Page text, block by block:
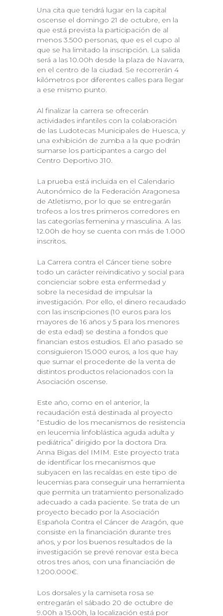
Una cita que tendrá lugar en la capital
oscense el domingo 21 de octubre, en la
que está prevista la participación de al
menos 3.500 personas, que es el cupo al
que se ha limitado la inscripción. La salida
será a las 10.00h desde la plaza de Navarra,
en el centro de la ciudad. Se recorrerán 4
kilómetros por diferentes calles para llegar
a ese mismo punto.
Al finalizar la carrera se ofrecerán
actividades infantiles con la colaboración
de las Ludotecas Municipales de Huesca, y
una exhibición de zumba a la que podrán
sumarse los participantes a cargo del
Centro Deportivo J10.
La prueba está incluida en el Calendario
Autonómico de la Federación Aragonesa
de Atletismo, por lo que se entregarán
trofeos a los tres primeros corredores en
las categorías femenina y masculina. A las
12.00h de hoy se cuenta con más de 1.000
inscritos.
La Carrera contra el Cáncer tiene sobre
todo un carácter reivindicativo y social para
concienciar sobre esta enfermedad y
sobre la necesidad de impulsar la
investigación. Por ello, el dinero recaudado
con las inscripciones (10 euros para los
mayores de 16 años y 5 para los menores
de esta edad) se destina a fondos que
financian estos estudios. El año pasado se
consiguieron 15.000 euros, a los que hay
que sumar el procedente de la venta de
distintos productos relacionados con la
Asociación oscense.
Este año, como en el anterior, la
recaudación está destinada al proyecto
“Estudio de los mecanismos de resistencia
en leucemia linfoblástica aguda adulta y
pediátrica” dirigido por la doctora Dra.
Anna Bigas del IMIM. Este proyecto trata
de identificar los mecanismos que
subyacen en las recaídas en este tipo de
leucemias para conseguir una herramienta
que permita un tratamiento personalizado
adecuado a cada paciente. Se trata de un
proyecto becado por la Asociación
Española Contra el Cáncer de Aragón, que
consiste en la financiación durante tres
años, y por los buenos resultados de la
investigación se prevé renovar esta beca
otros tres años, con una financiación de
1.200.000€.
Los dorsales y la camiseta rosa se
entregarán el sábado 20 de octubre de
9.00h a 15.00h, la localización está por